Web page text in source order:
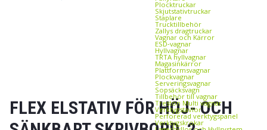
Plocktruckar
Skjutstativtruckar
Staplare
Trucktillbehör
Zallys dragtruckar
Vagnar och Kärror
ESD‑vagnar
Hyllvagnar
TRTA hyllvagnar
Magasinkärror
Plattformsvagnar
Plockvagnar
Serveringsvagnar
Sopsäcksvagn
Tillbehör till vagnar
Treston Multi vagnar
Verktygstavlor
Perforerad verktygspanel
Verktygskrokar
FLEX ELSTATIV FÖR HÖJ- OCH